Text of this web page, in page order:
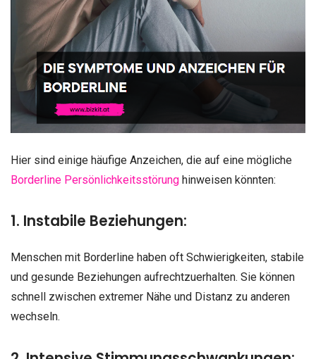
Hier sind einige häufige Anzeichen, die auf eine mögliche
Borderline Persönlichkeitsstörung hinweisen könnten:
1. Instabile Beziehungen:
Menschen mit Borderline haben oft Schwierigkeiten, stabile
und gesunde Beziehungen aufrechtzuerhalten. Sie können
schnell zwischen extremer Nähe und Distanz zu anderen
wechseln.